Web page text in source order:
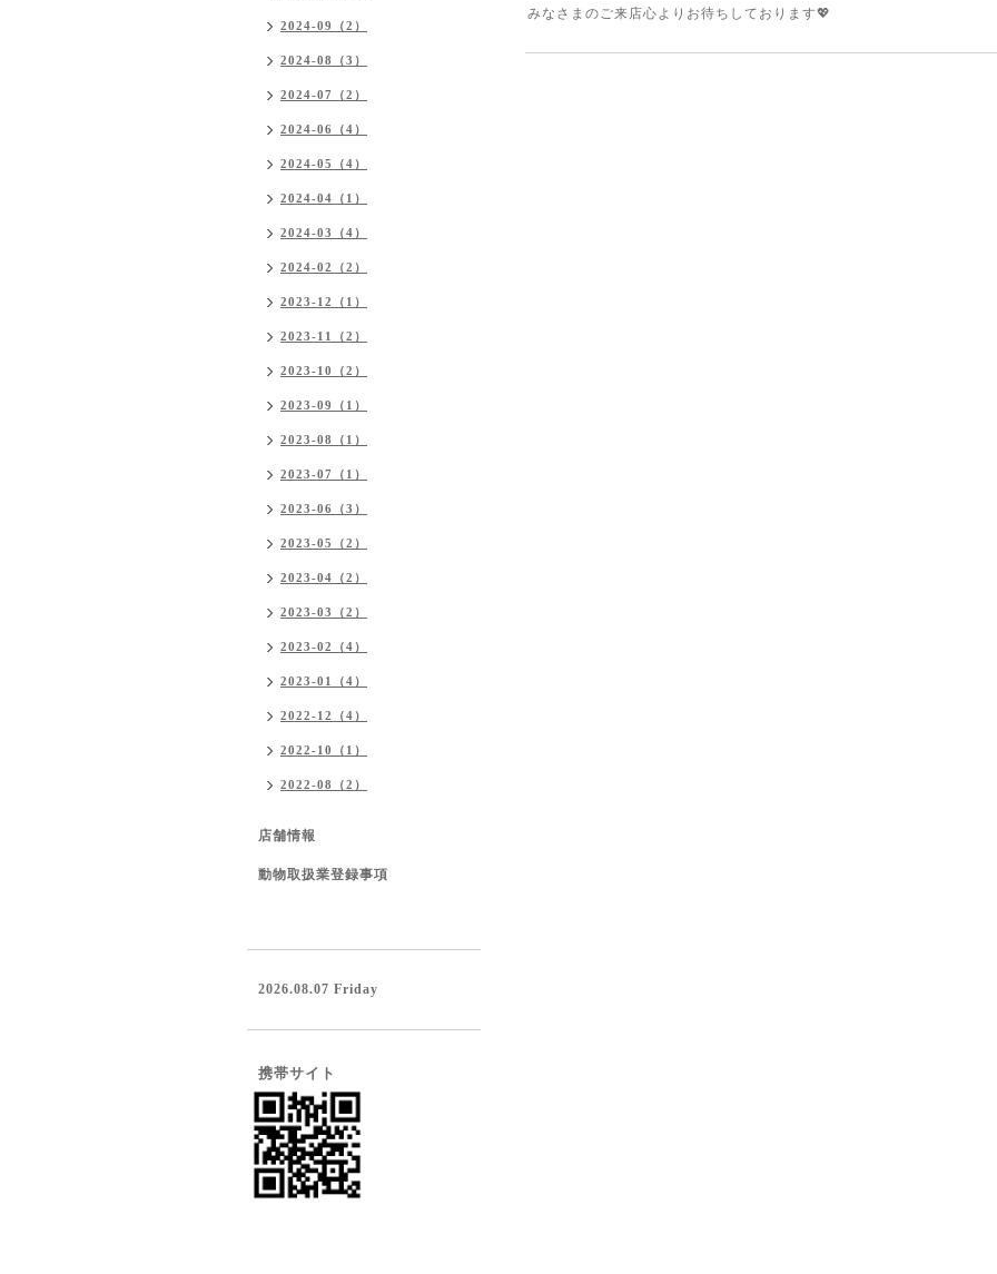
みなさまのご来店心よりお待ちしております💖
2024-09（2）
2024-08（3）
2024-07（2）
2024-06（4）
2024-05（4）
2024-04（1）
2024-03（4）
2024-02（2）
2023-12（1）
2023-11（2）
2023-10（2）
2023-09（1）
2023-08（1）
2023-07（1）
2023-06（3）
2023-05（2）
2023-04（2）
2023-03（2）
2023-02（4）
2023-01（4）
2022-12（4）
2022-10（1）
2022-08（2）
店舗情報
動物取扱業登録事項
2026.08.07 Friday
携帯サイト